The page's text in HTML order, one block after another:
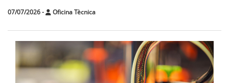
07/07/2026- Oficina Tècnica